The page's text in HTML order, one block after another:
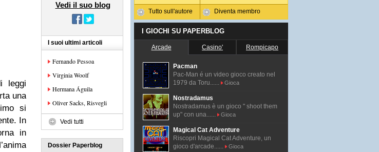
leggi
una
si
In
in
Vedi il suo blog
I suoi ultimi articoli
Fernando Pessoa
Virginia Woolf
Hermana Águila
Oliver Sacks, Risvegli
Vedi tutti
Dossier Paperblog
Tutto sull'autore Diventa membro
I GIOCHI SU PAPERBLOG
Arcade Casino' Rompicapo
Pacman
Pac-Man é un video gioco creato nel
1979 da Toru......
Gioca
Nostradamus
Nostradamus è un gioco " shoot them
up" con una......
Gioca
Magical Cat Adventure
Riscopri Magical Cat Adventure, un
gioco d'arcade......
Gioca